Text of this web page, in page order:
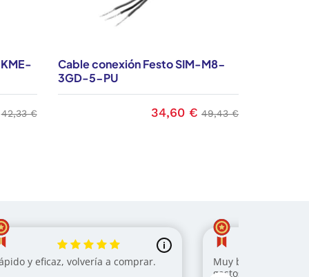
Precio base
42,33 €
Cable conexión Festo SIM-M8-
3GD-5-PU
Precio
34,60 € Precio base
49,43 €